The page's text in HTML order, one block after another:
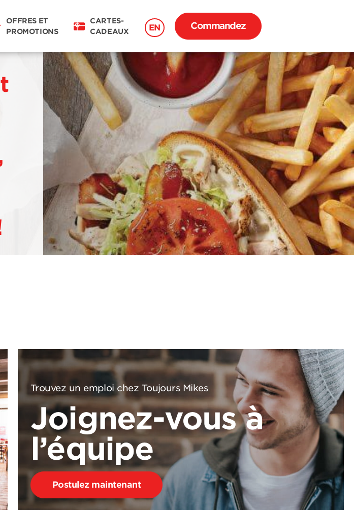
OFFRES ET
PROMOTIONS
CARTES-
CADEAUX
EN Commandez
Trouvez un emploi chez Toujours Mikes
Joignez-vous à
l’équipe
Postulez maintenant